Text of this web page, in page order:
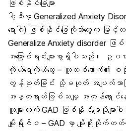
ဖြစ်နိုင်ခြေများ
ငါ့ဆီမှာ Generalized Anxiety
ရောဂါ) ဖြစ်နိုင်ခြေကိုဘာ်တွေက မြ
Generalize Anxiety disorder ဖြစ်
အကြောင်းရင်းများစွာရှိပါသည်။ ဥပမ
ကိုယ်ရေကိုယ်သွေး – လူတစ်ယောက်၏
တွန့်ဆုတ်ခြင်း သို့မဟုတ် အပျက်သာ
အန္တရာယ်ဖြစ်သမျှ အကုန်ရှောင်နေ
သူများထက် GAD ဖြစ်နိုင်ချေပိုများ
မျိုးရိုးဗီဇ – GAD မှာ မျိုးရိုးလိုက်တ